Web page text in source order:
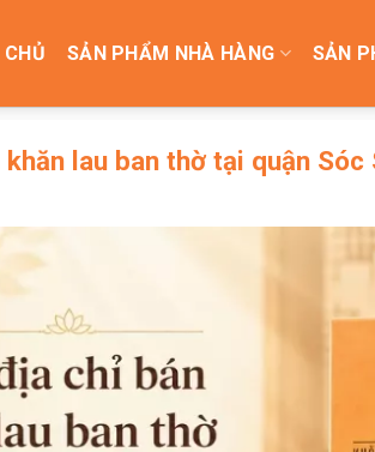
SẢN PHẨM NHÀ HÀNG SẢN
lau ban thờ tại quận